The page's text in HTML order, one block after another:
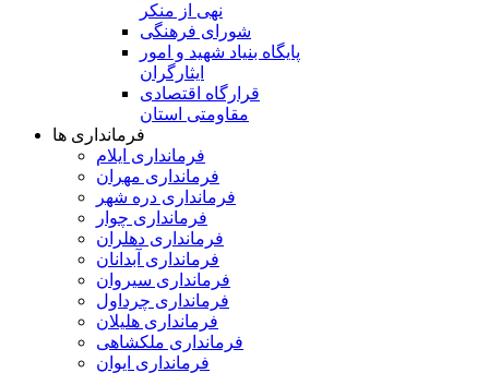
نهی از منکر
شورای فرهنگی
پایگاه بنیاد شهید و امور
ایثارگران
قرارگاه اقتصادی
مقاومتی استان
فرمانداری ها
فرمانداری ایلام
فرمانداری مهران
فرمانداری دره شهر
فرمانداری چوار
فرمانداری دهلران
فرمانداری آبدانان
فرمانداری سیروان
فرمانداری چرداول
فرمانداری هلیلان
فرمانداری ملکشاهی
فرمانداری ایوان